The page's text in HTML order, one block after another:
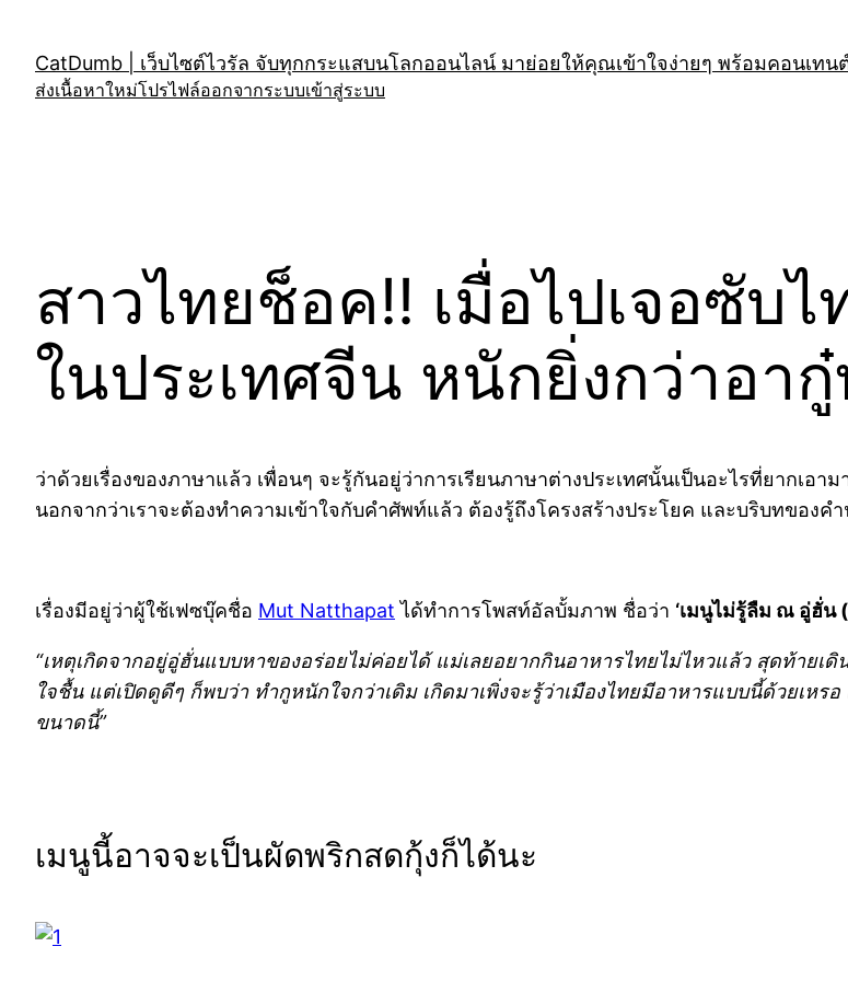
content
CatDumb | เว็บไซต์ไวรัล จับทุกกระแสบนโลกออนไลน์ มาย่อยให้คุณเข้าใจง่ายๆ พร้อมคอนเทนต์
ส่งเนื้อหาใหม่โปรไฟล์ออกจากระบบเข้าสู่ระบบ
สาวไทยช็อค!! เมื่อไปเจอซับ
ในประเทศจีน หนักยิ่งกว่าอา
ว่าด้วยเรื่องของภาษาแล้ว เพื่อนๆ จะรู้กันอยู่ว่าการเรียนภาษาต่างประเทศนั้นเป็นอะไรที่ยากเอา
นอกจากว่าเราจะต้องทำความเข้าใจกับคำศัพท์แล้ว ต้องรู้ถึงโครงสร้างประโยค และบริบทของค
เรื่องมีอยู่ว่าผู้ใช้เฟซบุ๊คชื่อ Mut Natthapat ได้ทำการโพสท์อัลบั้มภาพ ชื่อว่า ‘เมนูไม่รู้ลืม ณ อู่ฮั่น
“เหตุเกิดจากอยู่อู่ฮั่นแบบหาของอร่อยไม่ค่อยได้ แม่เลยอยากกินอาหารไทยไม่ไหวแล้ว สุดท้ายเดิ
ใจชื้นแต่เปิดดูดีๆ ก็พบว่า ทำกูหนักใจกว่าเดิม เกิดมาเพิ่งจะรู้ว่าเมืองไทยมีอาหารแบบนี้ด้วยเหรอ
ขนาดนี้”
เมนูนี้อาจจะเป็นผัดพริกสดกุ้งก็ได้นะ